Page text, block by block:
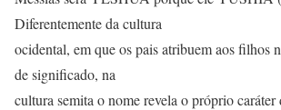
Diferentemente da cultura
ocidental, em que os pais atribuem aos filhos
de significado, na
cultura semita o nome revela o próprio caráter